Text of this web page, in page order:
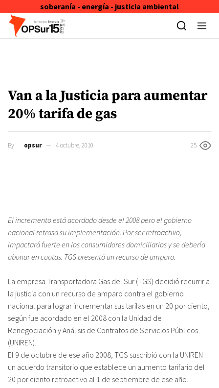
soberanía - energía - justicia ambiental
Skip to content
Van a la Justicia para aumentar
20% tarifa de gas
By opsur 4 octubre, 2010 25
El incremento está acordado desde el 2008 pero el gobierno
nacional retrasa su implementación. Por ser retroactivo,
impactará fuerte en los consumidores domiciliarios y se debería
abonar en cuotas. TGS presentó un recurso de amparo.
La empresa Transportadora Gas del Sur (TGS) decidió recurrir a
la justicia con un recurso de amparo contra el gobierno
nacional para lograr incrementar sus tarifas en un 20 por ciento,
según fue acordado en el 2008 con la Unidad de
Renegociación y Análisis de Contratos de Servicios Públicos
(UNIREN).
El 9 de octubre de ese año 2008, TGS suscribió con la UNIREN
un acuerdo transitorio que establece un aumento tarifario del
20 por ciento retroactivo al 1 de septiembre de ese año.